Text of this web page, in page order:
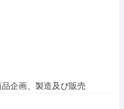
企画、製造及び販売